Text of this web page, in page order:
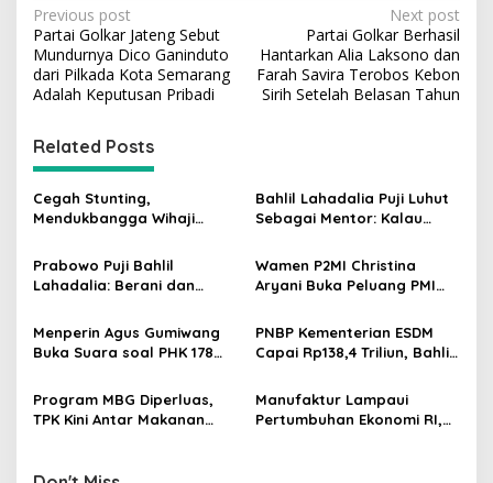
P
o
s
t
n
a
v
i
g
a
t
i
o
n
Previous post
Partai Golkar Jateng Sebut
Mundurnya Dico Ganinduto
dari Pilkada Kota Semarang
Adalah Keputusan Pribadi
Next post
Partai Golkar Berhasil
Hantarkan Alia Laksono dan
Farah Savira Terobos Kebon
Sirih Setelah Belasan Tahun
Related Posts
Cegah Stunting,
Mendukbangga Wihaji
Bantu Rumah Layak Huni
Bahlil Lahadalia Puji Luhut
Sebagai Mentor: Kalau
Ajaran Beliau
Prabowo Puji Bahlil
Lahadalia: Berani dan
88–89
Wamen P2MI Christina
Aryani Buka Peluang PMI
dan Syaratnya
Menperin Agus Gumiwang
Buka Suara soal PHK 178
Industries
PNBP Kementerian ESDM
Capai Rp138,4 Triliun, Bahlil
Akuntabilitas
Program MBG Diperluas,
TPK Kini Antar Makanan
Manufaktur Lampaui
Pertumbuhan Ekonomi RI,